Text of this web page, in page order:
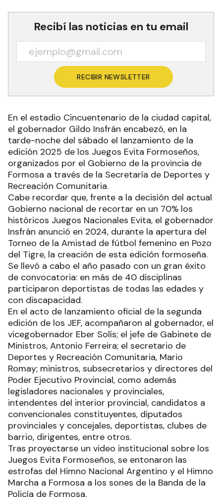
Recibí las noticias en tu email
RECIBIR NEWSLETTER
En el estadio Cincuentenario de la ciudad capital,
el gobernador Gildo Insfrán encabezó, en la
tarde-noche del sábado el lanzamiento de la
edición 2025 de los Juegos Evita Formoseños,
organizados por el Gobierno de la provincia de
Formosa a través de la Secretaría de Deportes y
Recreación Comunitaria.
Cabe recordar que, frente a la decisión del actual
Gobierno nacional de recortar en un 70% los
históricos Juegos Nacionales Evita, el gobernador
Insfrán anunció en 2024, durante la apertura del
Torneo de la Amistad de fútbol femenino en Pozo
del Tigre, la creación de esta edición formoseña.
Se llevó a cabo el año pasado con un gran éxito
de convocatoria: en más de 40 disciplinas
participaron deportistas de todas las edades y
con discapacidad.
En el acto de lanzamiento oficial de la segunda
edición de los JEF, acompañaron al gobernador, el
vicegobernador Eber Solís; el jefe de Gabinete de
Ministros, Antonio Ferreira; el secretario de
Deportes y Recreación Comunitaria, Mario
Romay; ministros, subsecretarios y directores del
Poder Ejecutivo Provincial, como además
legisladores nacionales y provinciales,
intendentes del interior provincial, candidatos a
convencionales constituyentes, diputados
provinciales y concejales, deportistas, clubes de
barrio, dirigentes, entre otros.
Tras proyectarse un video institucional sobre los
Juegos Evita Formoseños, se entonaron las
estrofas del Himno Nacional Argentino y el Himno
Marcha a Formosa a los sones de la Banda de la
Policía de Formosa.